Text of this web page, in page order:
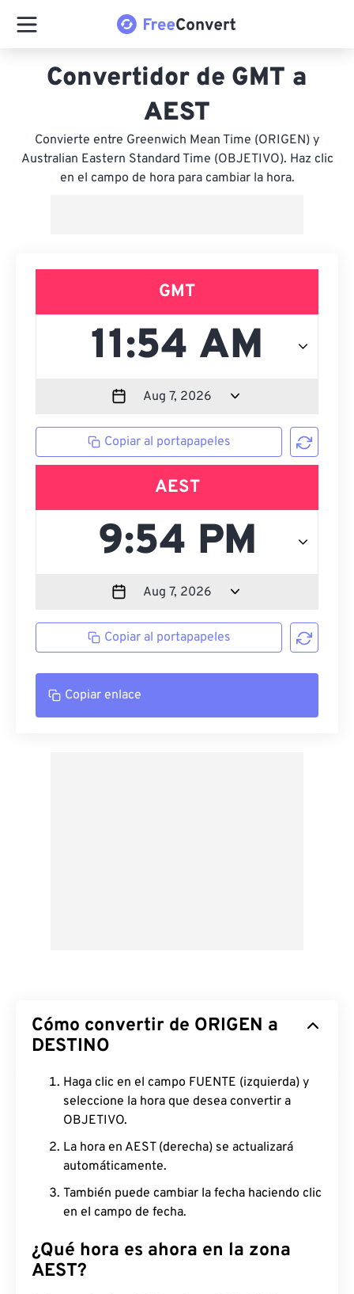
Convertidor de GMT a
AEST
Convierte entre Greenwich Mean Time (ORIGEN) y
Australian Eastern Standard Time (OBJETIVO). Haz clic
en el campo de hora para cambiar la hora.
GMT
Copiar al portapapeles
AEST
Copiar al portapapeles
Copiar enlace
Cómo convertir de ORIGEN a
DESTINO
Haga clic en el campo FUENTE (izquierda) y
seleccione la hora que desea convertir a
OBJETIVO.
La hora en AEST (derecha) se actualizará
automáticamente.
También puede cambiar la fecha haciendo clic
en el campo de fecha.
¿Qué hora es ahora en la zona
AEST?